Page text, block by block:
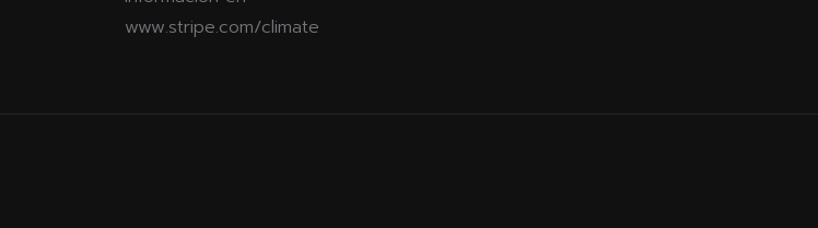
www.stripe.com/climate